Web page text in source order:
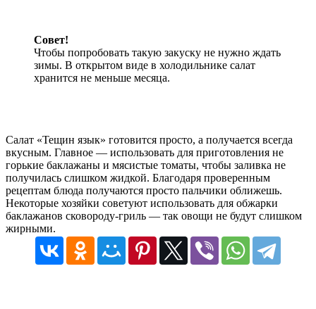
Совет!
Чтобы попробовать такую закуску не нужно ждать
зимы. В открытом виде в холодильнике салат
хранится не меньше месяца.
Салат «Тещин язык» готовится просто, а получается всегда
вкусным. Главное — использовать для приготовления не
горькие баклажаны и мясистые томаты, чтобы заливка не
получилась слишком жидкой. Благодаря проверенным
рецептам блюда получаются просто пальчики оближешь.
Некоторые хозяйки советуют использовать для обжарки
баклажанов сковороду-гриль — так овощи не будут слишком
жирными.